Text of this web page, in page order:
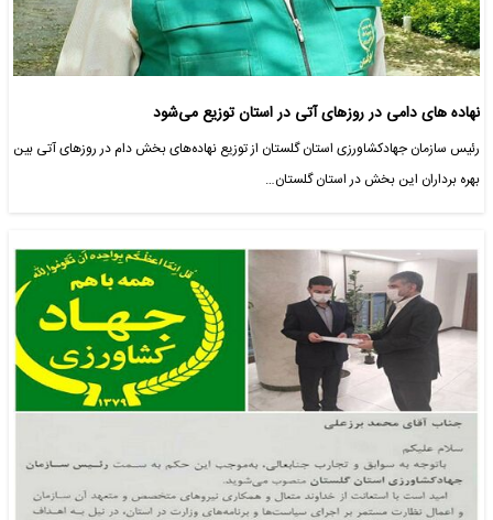
نهاده های دامی در روزهای آتی در استان توزیع می‌شود
رئیس سازمان جهادکشاورزی استان گلستان از توزیع نهاده‌های بخش دام در روزهای آتی بین
بهره برداران این بخش در استان گلستان…